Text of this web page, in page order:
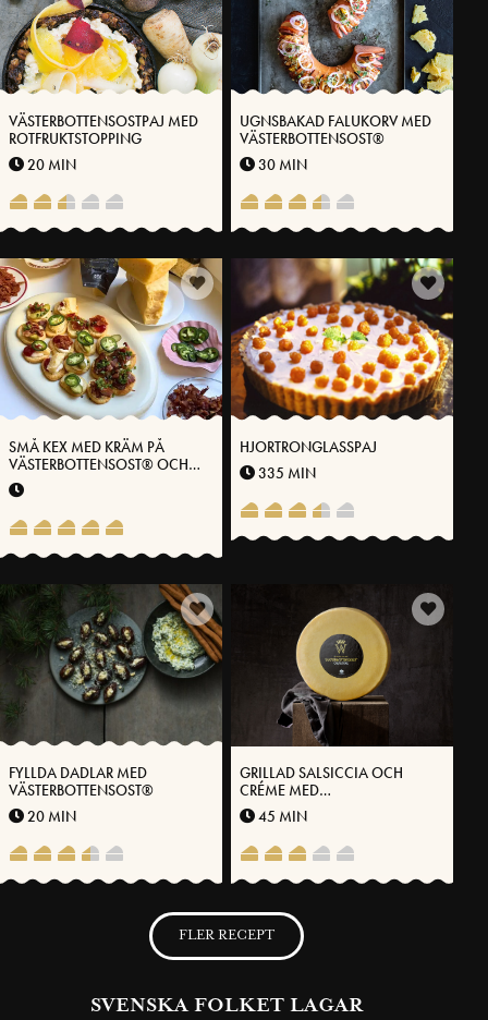
VÄSTERBOTTENSOSTPAJ MED
ROTFRUKTSTOPPING
20 MIN
UGNSBAKAD FALUKORV MED
VÄSTERBOTTENSOST®
30 MIN
SMÅ KEX MED KRÄM PÅ
VÄSTERBOTTENSOST® OCH
BRYNT SMÖR
HJORTRONGLASSPAJ
335 MIN
FYLLDA DADLAR MED
VÄSTERBOTTENSOST®
20 MIN
GRILLAD SALSICCIA OCH
CRÉME MED
VÄSTERBOTTENSOST
45 MIN
FLER RECEPT
SVENSKA FOLKET LAGAR